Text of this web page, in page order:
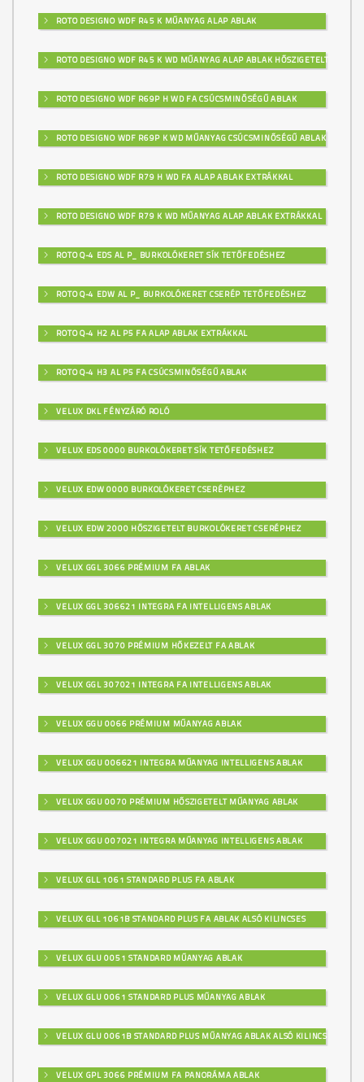
ROTO DESIGNO WDF R45 K MŰANYAG ALAP ABLAK
ROTO DESIGNO WDF R45 K WD MŰANYAG ALAP ABLAK HŐSZIGETELT
ROTO DESIGNO WDF R69P H WD FA CSÚCSMINŐSÉGŰ ABLAK
ROTO DESIGNO WDF R69P K WD MŰANYAG CSÚCSMINŐSÉGŰ ABLAK
ROTO DESIGNO WDF R79 H WD FA ALAP ABLAK EXTRÁKKAL
ROTO DESIGNO WDF R79 K WD MŰANYAG ALAP ABLAK EXTRÁKKAL
ROTO Q-4 EDS AL P_ BURKOLÓKERET SÍK TETŐFEDÉSHEZ
ROTO Q-4 EDW AL P_ BURKOLÓKERET CSERÉP TETŐFEDÉSHEZ
ROTO Q-4 H2 AL P5 FA ALAP ABLAK EXTRÁKKAL
ROTO Q-4 H3 AL P5 FA CSÚCSMINŐSÉGŰ ABLAK
VELUX DKL FÉNYZÁRÓ ROLÓ
VELUX EDS 0000 BURKOLÓKERET SÍK TETŐFEDÉSHEZ
VELUX EDW 0000 BURKOLÓKERET CSERÉPHEZ
VELUX EDW 2000 HŐSZIGETELT BURKOLÓKERET CSERÉPHEZ
VELUX GGL 3066 PRÉMIUM FA ABLAK
VELUX GGL 306621 INTEGRA FA INTELLIGENS ABLAK
VELUX GGL 3070 PRÉMIUM HŐKEZELT FA ABLAK
VELUX GGL 307021 INTEGRA FA INTELLIGENS ABLAK
VELUX GGU 0066 PRÉMIUM MŰANYAG ABLAK
VELUX GGU 006621 INTEGRA MŰANYAG INTELLIGENS ABLAK
VELUX GGU 0070 PRÉMIUM HŐSZIGETELT MŰANYAG ABLAK
VELUX GGU 007021 INTEGRA MŰANYAG INTELLIGENS ABLAK
VELUX GLL 1061 STANDARD PLUS FA ABLAK
VELUX GLL 1061B STANDARD PLUS FA ABLAK ALSÓ KILINCSES
VELUX GLU 0051 STANDARD MŰANYAG ABLAK
VELUX GLU 0061 STANDARD PLUS MŰANYAG ABLAK
VELUX GLU 0061B STANDARD PLUS MŰANYAG ABLAK ALSÓ KILINCSES
VELUX GPL 3066 PRÉMIUM FA PANORÁMA ABLAK